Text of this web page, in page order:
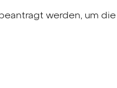
werden, um